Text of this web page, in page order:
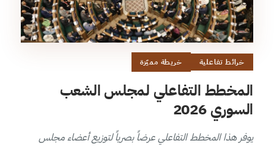
خرائط تفاعلية خريطة مميّزة
المخطط التفاعلي لمجلس الشعب
السوري 2026
يوفر هذا المخطط التفاعلي عرضاً بصرياً لتوزيع أعضاء مجلس